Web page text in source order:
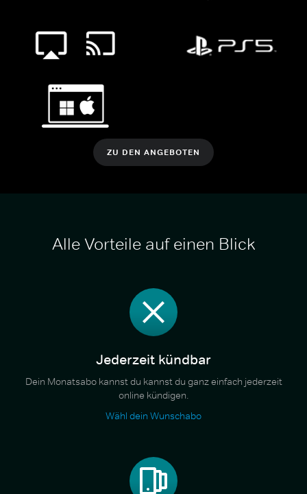
ZU DEN ANGEBOTEN
Alle Vorteile auf einen Blick
Jederzeit kündbar
Dein Monatsabo kannst du kannst du ganz einfach jederzeit
online kündigen.
Wähl dein Wunschabo